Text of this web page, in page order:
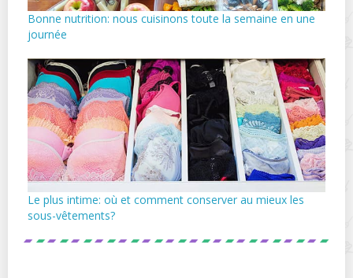
Bonne nutrition: nous cuisinons toute la semaine en une
journée
Le plus intime: où et comment conserver au mieux les
sous-vêtements?